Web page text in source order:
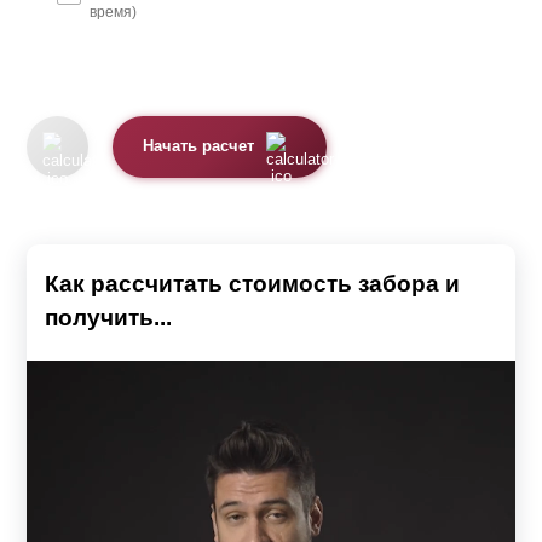
время)
Начать расчет
Как рассчитать стоимость забора и
получить...